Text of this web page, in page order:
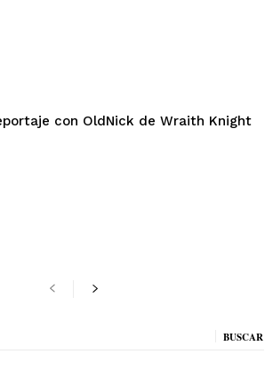
con OldNick de Wraith Knight